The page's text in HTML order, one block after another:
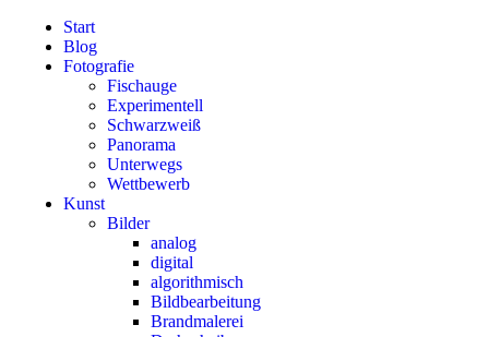
Start
Blog
Fotografie
Fischauge
Experimentell
Schwarzweiß
Panorama
Unterwegs
Wettbewerb
Kunst
Bilder
analog
digital
algorithmisch
Bildbearbeitung
Brandmalerei